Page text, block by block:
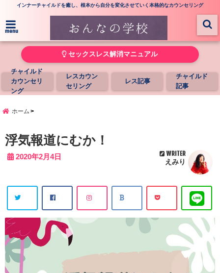
インナーチャイルドを癒し、根本から自分を変化させていく本格的なカウンセリング
menu
セックスレス解消マニュアル
チャイルド
カウンセリ
ング
レスカウン
セリング
レス記事
チャイルド
記事
ホーム
浮気報道にむか！
2020年2月4日 WRITER
えみり